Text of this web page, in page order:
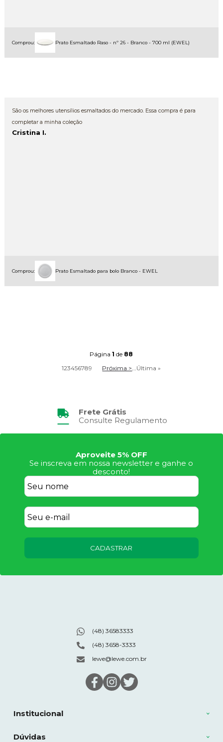
Comprou: Prato Esmaltado Raso - nº 26 - Branco - 700 ml (EWEL)
São os melhores utensílios esmaltados do mercado. Essa compra é para
completar a minha coleção
Cristina I.
Comprou: Prato Esmaltado para bolo Branco - EWEL
Página1 de 88
123456789 Próxima >...Última »
Frete Grátis
Consulte Regulamento
Aproveite 5% OFF
Se inscreva em nossa newsletter e ganhe o
desconto!
CADASTRAR
Institucional
Dúvidas
(48) 36583333
(48) 3658-3333
lewe@lewe.com.br